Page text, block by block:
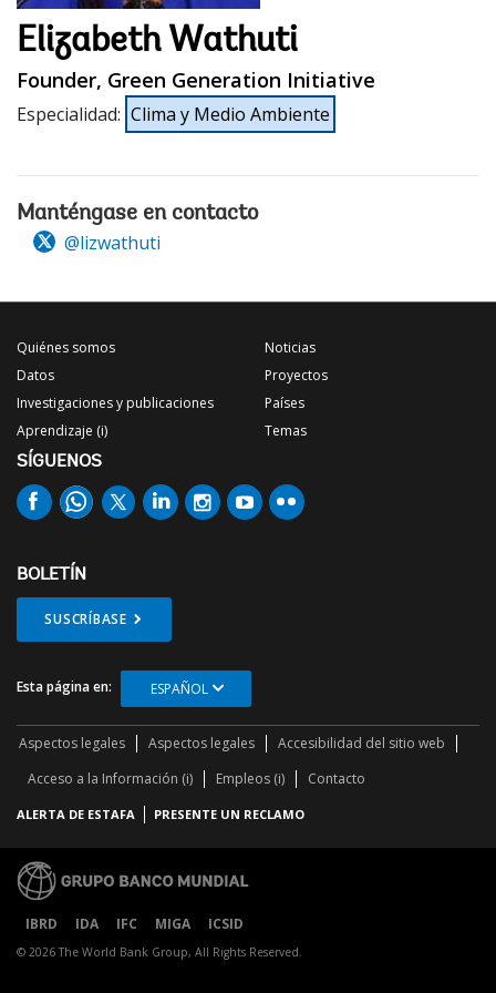
Elizabeth Wathuti
Founder, Green Generation Initiative
Especialidad: Clima y Medio Ambiente
Manténgase en contacto
@lizwathuti
Quiénes somos
Datos
Investigaciones y publicaciones
Aprendizaje (i)
Noticias
Proyectos
Países
Temas
SÍGUENOS
BOLETÍN
SUSCRÍBASE
Esta página en: ESPAÑOL
Aspectos legales Aspectos legales
Accesibilidad del sitio web
Acceso a la Información (i)
Empleos (i) Contacto
ALERTA DE ESTAFA PRESENTE UN RECLAMO
IBRD IDA IFC MIGA ICSID
© 2026 The World Bank Group, All Rights Reserved.